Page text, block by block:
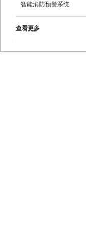
智能消防预警系统
查看更多